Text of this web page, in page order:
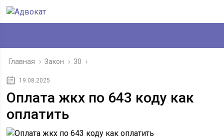
Главная › Закон › 30 ›
19.08.2025
Оплата жкх по 643 коду как
оплатить